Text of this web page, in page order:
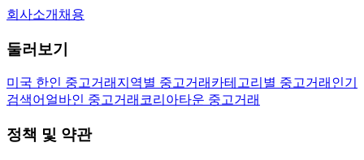
회사소개 채용
둘러보기
미국 한인 중고거래 지역별 중고거래 카테고리별 중고거래 인기
검색어 얼바인 중고거래 코리아타운 중고거래
정책 및 약관